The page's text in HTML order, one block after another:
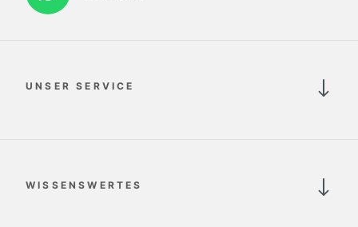
UNSER SERVICE
WISSENSWERTES